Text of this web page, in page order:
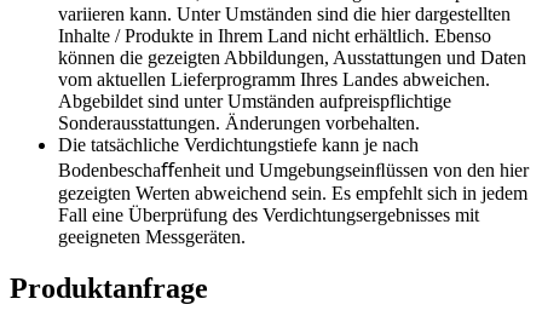
variieren kann. Unter Umständen sind die hier dargestellten
Inhalte / Produkte in Ihrem Land nicht erhältlich. Ebenso
können die gezeigten Abbildungen, Ausstattungen und Daten
vom aktuellen Lieferprogramm Ihres Landes abweichen.
Abgebildet sind unter Umständen aufpreispflichtige
Sonderausstattungen. Änderungen vorbehalten.
Die tatsächliche Verdichtungstiefe kann je nach
Bodenbeschaﬀenheit und Umgebungseinﬂüssen von den hier
gezeigten Werten abweichend sein. Es empfehlt sich in jedem
Fall eine Überprüfung des Verdichtungsergebnisses mit
geeigneten Messgeräten.
Produktanfrage